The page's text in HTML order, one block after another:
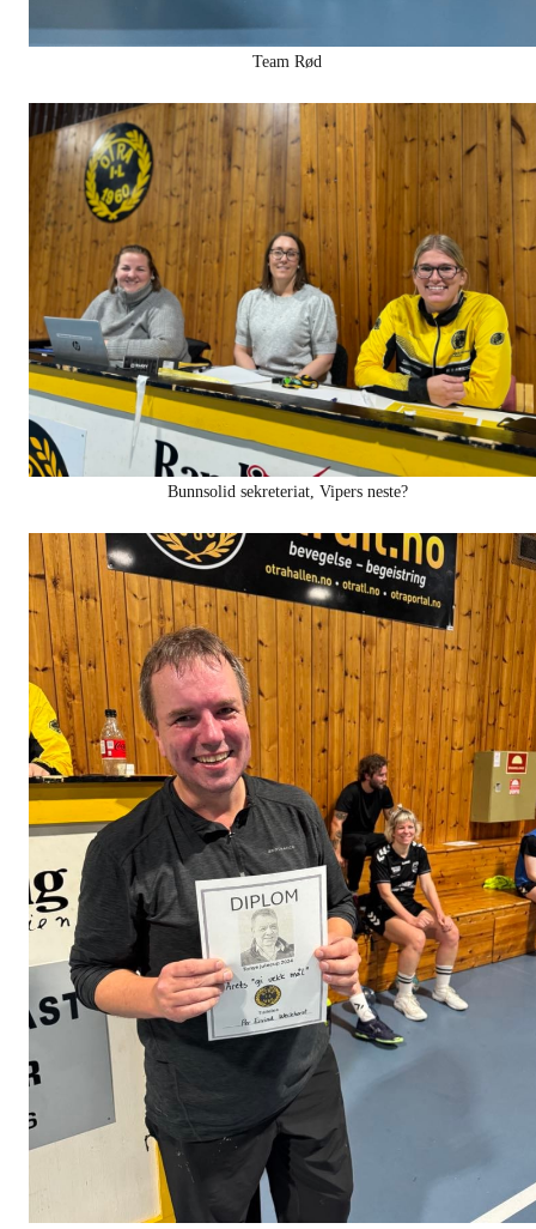
Team Rød
Bunnsolid sekreteriat, Vipers neste?